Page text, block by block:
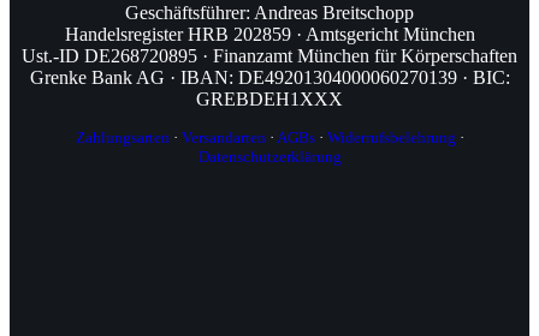
Geschäftsführer: Andreas Breitschopp
Handelsregister HRB 202859 · Amtsgericht München
Ust.-ID DE268720895 · Finanzamt München für Körperschaften
Grenke Bank AG · IBAN: DE49201304000060270139 · BIC:
GREBDEH1XXX
Zahlungsarten · Versandarten · AGBs· Widerrufsbelehrung ·
Datenschutzerklärung